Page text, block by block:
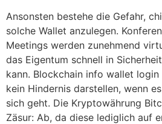
Ansonsten bestehe die Gefahr,
solche Wallet anzulegen.
Meetings werden zunehmend
das Eigentum schnell in
kann. Blockchain info wallet
kein Hindernis darstellen, wenn
sich geht. Die Kryptowährung
Zäsur: Ab, da diese lediglich auf